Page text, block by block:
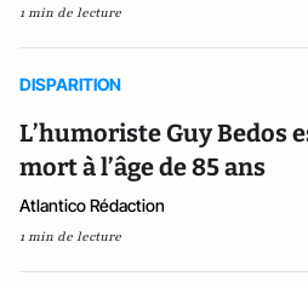
1 min de lecture
DISPARITION
L’humoriste Guy Bedos
mort à l’âge de 85 ans
Atlantico Rédaction
1 min de lecture